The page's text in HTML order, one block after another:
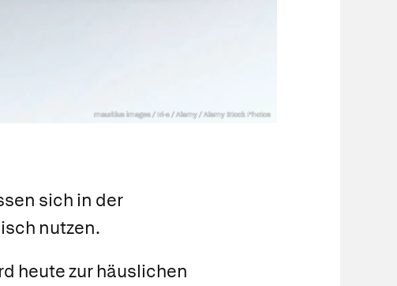
mauritius images / Iri-s / Alamy / Alamy Stock Photos
sich in der
nutzen.
heute zur häuslichen